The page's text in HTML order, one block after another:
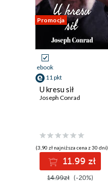
Promocja
ebook
11 pkt
U kresu sił
Joseph Conrad
(3,90 zł najniższa cena z 30 dni)
11.99 zł
14.99zł (-20%)